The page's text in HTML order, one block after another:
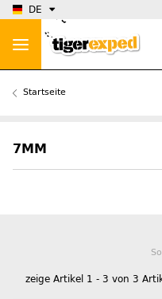
DE
Startseite
7MM
zeige Artikel 1 - 3 von 3